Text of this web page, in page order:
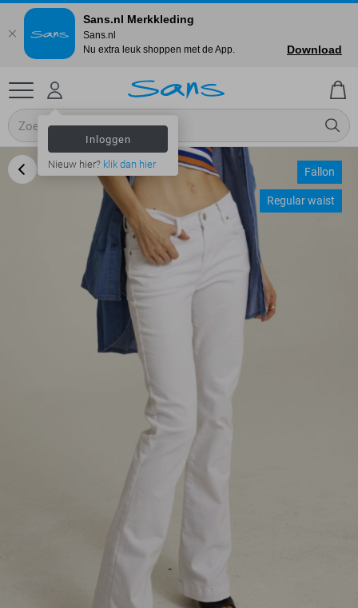
Inloggen
Nieuw hier? klik dan hier
Fallon
Regular waist
Sans.nl Merkkleding
Sans.nl
Nu extra leuk shoppen met de App.
Download